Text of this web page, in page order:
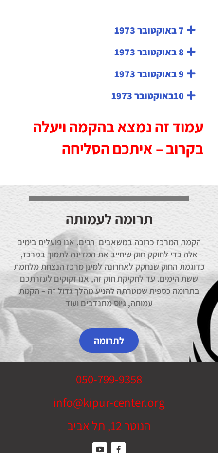
7 באוקטובר 1973
8 באוקטובר 1973
9 באוקטובר 1973
10באוקטובר 1973
עמוד זה נמצא בהקמה ויעלה
בקרוב – איתכם הסליחה
תרומה לעמותה
הקמת המרכז כרוכה במשאבים רבים. אנו פועלים בימים
אלה כדי לחוקק חוק שיחייב את המדינה לתמוך במרכז,
כדוגמת החוק שנחקק לאחרונה למען מרכז הנצחת מלחמת
ששת הימים. עד לחקיקת חוק זה, אנו זקוקים לעזרתכם
בתרומה כספית שמטרתה להניע מהלך גדול זה – הקמת
עמותה, גיוס מתנדבים ועוד
לתרומה
050-799-9358
info@kipur-center.org
הנוטר 12, תל אביב